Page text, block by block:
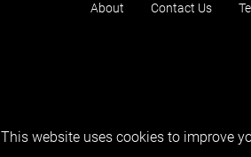
About Contact Us
This website uses cookies to improve